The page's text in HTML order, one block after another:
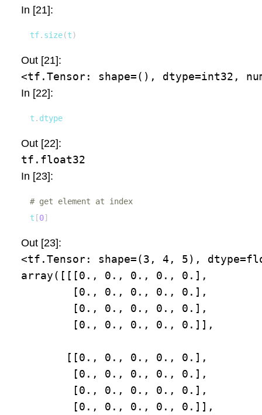
In [21]:
tf. size(t)
Out [21]:
<tf.Tensor: shape=(), dtype=int32,
In [22]:
t . dtype
Out [22]:
tf.float32
In [23]:
# get element at index
t [0]
Out [23]:
<tf.Tensor: shape=(3, 4, 5),
array([[[0., 0., 0., 0., 0.],
        [0., 0., 0., 0., 0.],
        [0., 0., 0., 0., 0.],
        [0., 0., 0., 0., 0.]],
       [[0., 0., 0., 0., 0.],
        [0., 0., 0., 0., 0.],
        [0., 0., 0., 0., 0.],
        [0., 0., 0., 0., 0.]],